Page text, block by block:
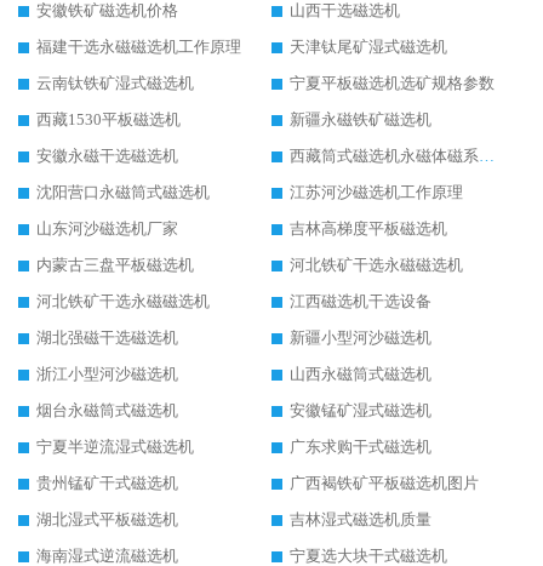
安徽铁矿磁选机价格
山西干选磁选机
福建干选永磁磁选机工作原理
天津钛尾矿湿式磁选机
云南钛铁矿湿式磁选机
宁夏平板磁选机选矿规格参数
西藏1530平板磁选机
新疆永磁铁矿磁选机
安徽永磁干选磁选机
西藏筒式磁选机永磁体磁系设计
沈阳营口永磁筒式磁选机
江苏河沙磁选机工作原理
山东河沙磁选机厂家
吉林高梯度平板磁选机
内蒙古三盘平板磁选机
河北铁矿干选永磁磁选机
河北铁矿干选永磁磁选机
江西磁选机干选设备
湖北强磁干选磁选机
新疆小型河沙磁选机
浙江小型河沙磁选机
山西永磁筒式磁选机
烟台永磁筒式磁选机
安徽锰矿湿式磁选机
宁夏半逆流湿式磁选机
广东求购干式磁选机
贵州锰矿干式磁选机
广西褐铁矿平板磁选机图片
湖北湿式平板磁选机
吉林湿式磁选机质量
海南湿式逆流磁选机
宁夏选大块干式磁选机